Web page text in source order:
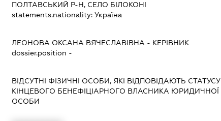
ПОЛТАВСЬКИЙ Р-Н, СЕЛО БІЛОКОНІ
statements.nationality:Україна
ЛЕОНОВА ОКСАНА ВЯЧЕСЛАВІВНА - КЕРІВНИК
dossier.position -
ВІДСУТНІ ФІЗИЧНІ ОСОБИ, ЯКІ ВІДПОВІДАЮТЬ СТАТУСУ
КІНЦЕВОГО БЕНЕФІЦІАРНОГО ВЛАСНИКА ЮРИДИЧНОЇ
ОСОБИ